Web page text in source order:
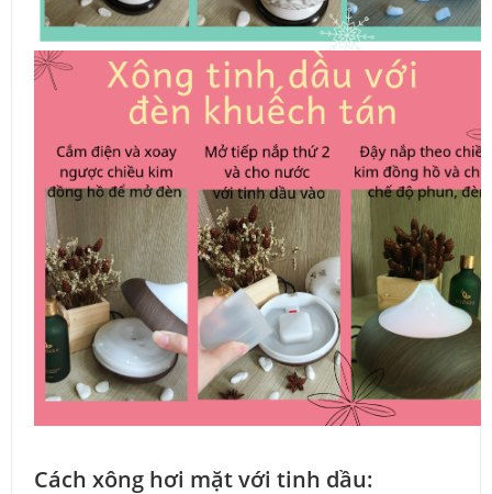
Cách xông hơi mặt với tinh dầu: